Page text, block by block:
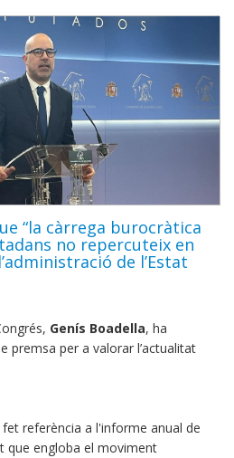
“la càrrega burocràtica
no repercuteix en
de l’Estat
Genís Boadella, ha
premsa per a valorar l’actualitat
referència a l'informe anual de
que engloba el moviment